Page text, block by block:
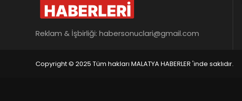
Reklam & İşbirliği: habersonuclari@gmail.com
Copyright © 2025 Tüm hakları MALATYA HABERLER 'inde saklıdır.